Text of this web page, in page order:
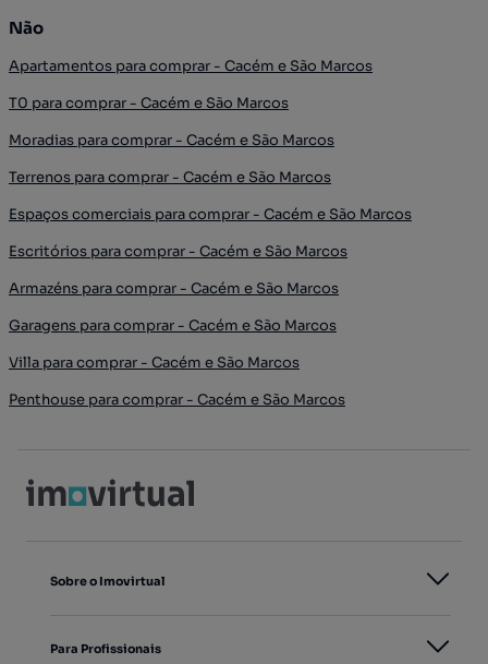
Não
Apartamentos para comprar - Cacém e São Marcos
T0 para comprar - Cacém e São Marcos
Moradias para comprar - Cacém e São Marcos
Terrenos para comprar - Cacém e São Marcos
Espaços comerciais para comprar - Cacém e São Marcos
Escritórios para comprar - Cacém e São Marcos
Armazéns para comprar - Cacém e São Marcos
Garagens para comprar - Cacém e São Marcos
Villa para comprar - Cacém e São Marcos
Penthouse para comprar - Cacém e São Marcos
Sobre o Imovirtual
Para Profissionais